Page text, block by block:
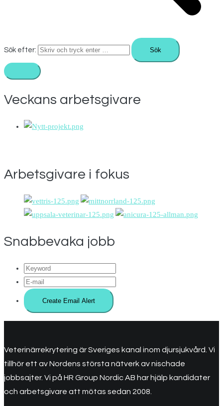
Sök efter:
Veckans arbetsgivare
Arbetsgivare i fokus
Snabbevaka jobb
Veterinärrekrytering är Sveriges kanal inom djursjukvård. Vi
tillhör ett av Nordens största nätverk av nischade
jobbsajter. Vi på HR Group Nordic AB har hjälp kandidater
och arbetsgivare att mötas sedan 2008.